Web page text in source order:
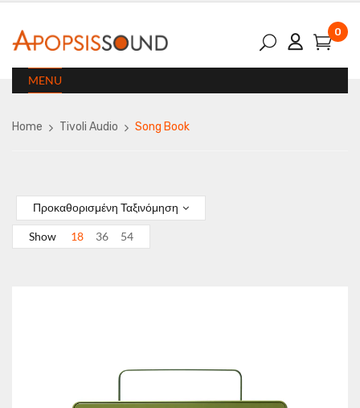
0
MENU
Home Tivoli Audio Song Book
Προκαθορισμένη Ταξινόμηση
Show 18 36 54